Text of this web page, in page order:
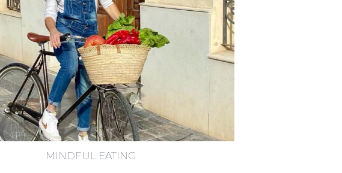
MINDFUL EATING